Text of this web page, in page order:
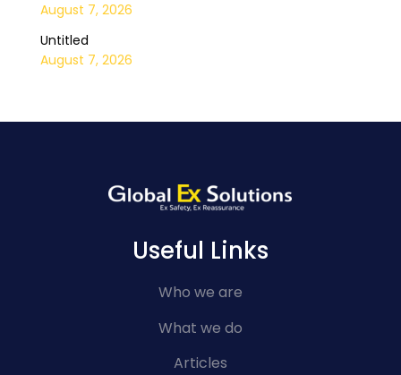
August 7, 2026
Untitled
August 7, 2026
Useful Links
Who we are
What we do
Articles